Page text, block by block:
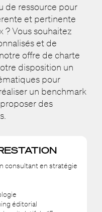
de ressource pour
et pertinente
? Vous souhaitez
et de
offre de charte
disposition un
pour
un benchmark
des
consultant en stratégie
éditorial